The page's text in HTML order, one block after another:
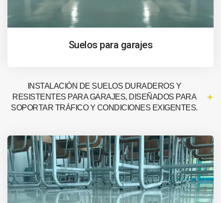
Suelos para garajes
INSTALACIÓN DE SUELOS DURADEROS Y
RESISTENTES PARA GARAJES, DISEÑADOS PARA
SOPORTAR TRÁFICO Y CONDICIONES EXIGENTES.